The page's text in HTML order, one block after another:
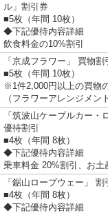
ル」割引券
■5枚（年間 10枚）
◆下記優待内容詳細
飲食料金の10%割引
「京成フラワー」 買物割
■5枚（年間 10枚）
※1件2,000円以上の買物
（フラワーアレンジメン
「筑波山ケーブルカー・
優待割引
■4枚（年間 8枚）
◆下記優待内容詳細
乗車料金 20%割引、お土
「鋸山ロープウェー」 割
■4枚（年間 8枚）
◆下記優待内容詳細